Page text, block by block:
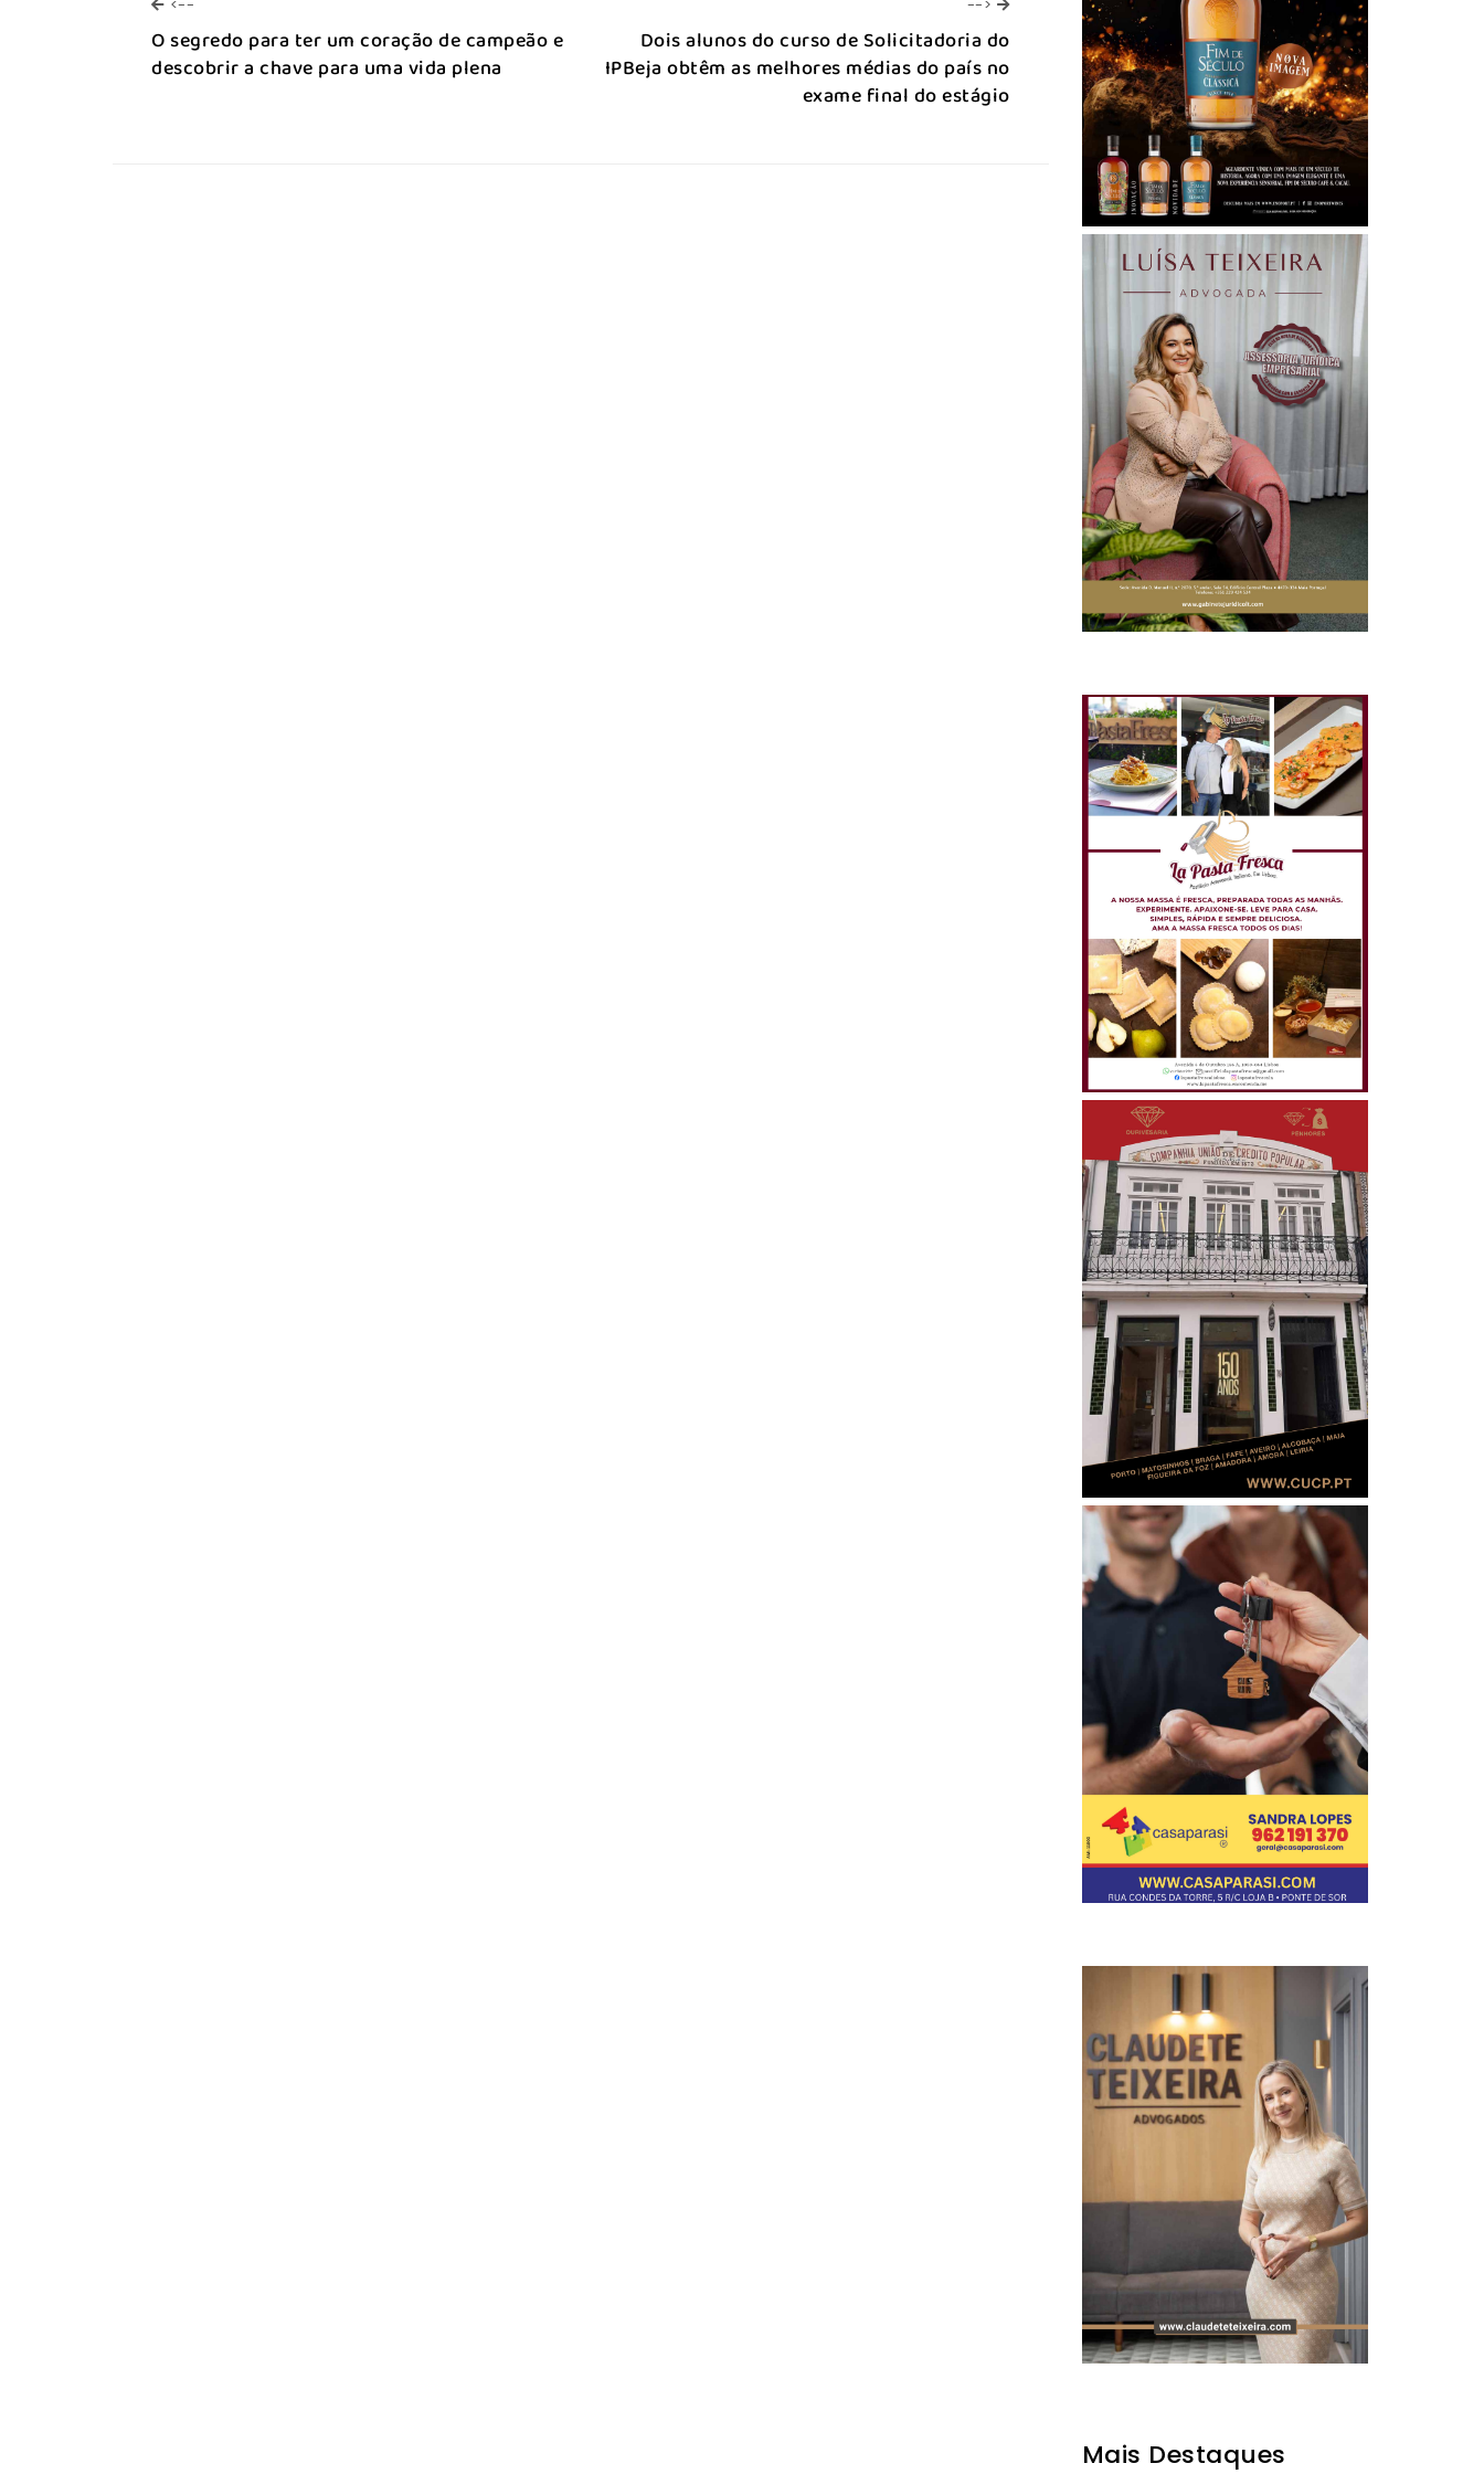
<--
O segredo para ter um coração de campeão e
descobrir a chave para uma vida plena
-->
Dois alunos do curso de Solicitadoria do
IPBeja obtêm as melhores médias do país no
exame final do estágio
Mais Destaques